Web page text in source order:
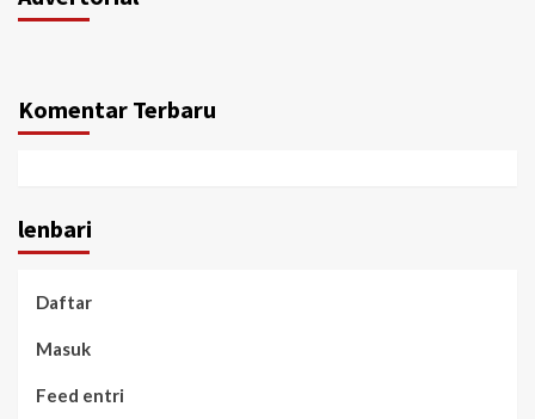
Komentar Terbaru
lenbari
Daftar
Masuk
Feed entri